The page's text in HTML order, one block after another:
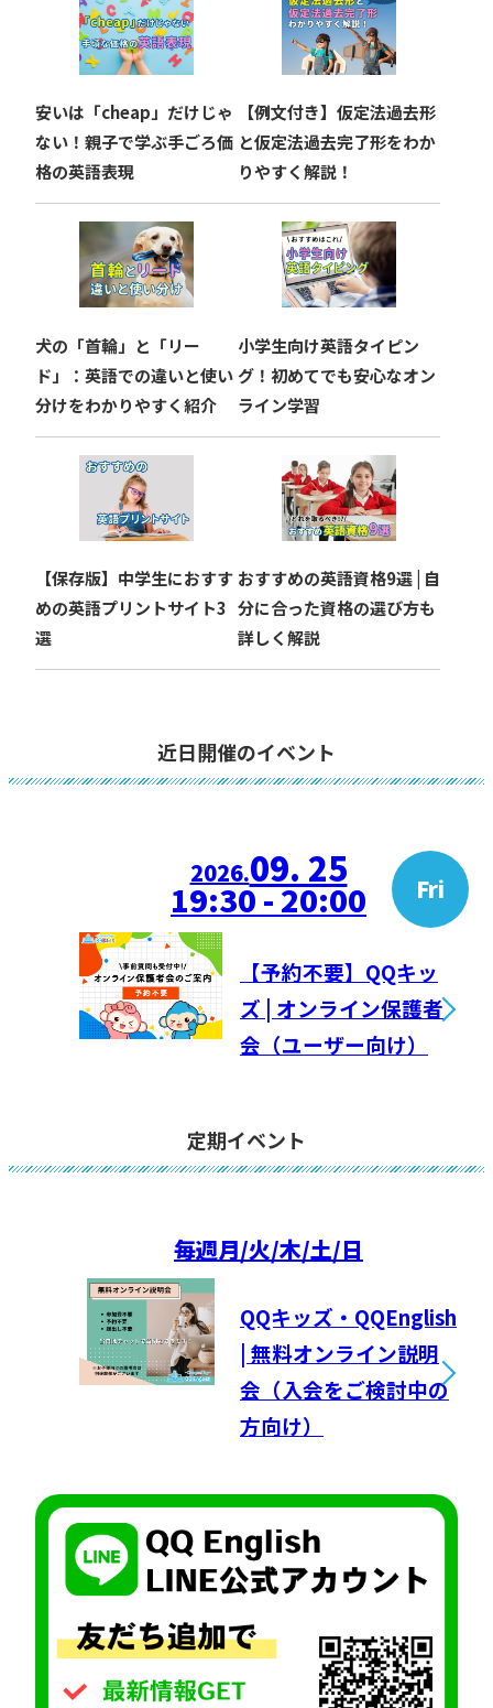
ョ
ン
安いは「cheap」だけじゃ
ない！親子で学ぶ手ごろ価
格の英語表現
【例文付き】仮定法過去形
と仮定法過去完了形をわか
りやすく解説！
犬の「首輪」と「リー
ド」：英語での違いと使い
分けをわかりやすく紹介
小学生向け英語タイピン
グ！初めてでも安心なオン
ライン学習
【保存版】中学生におすす
めの英語プリントサイト3
選
おすすめの英語資格9選 | 自
分に合った資格の選び方も
詳しく解説
近日開催のイベント
2026.09. 25 Fri
19:30 - 20:00
【予約不要】QQキッ
ズ | オンライン保護者
会（ユーザー向け）
定期イベント
毎週月/火/木/土/日
QQキッズ・QQEnglish
| 無料オンライン説明
会（入会をご検討中の
方向け）